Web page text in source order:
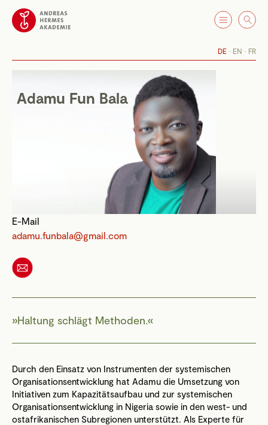
DE EN FR
Adamu Fun Bala
E-Mail
adamu.funbala@gmail.com
Haltung schlägt Methoden.
Durch den Einsatz von Instrumenten der systemischen
Organisationsentwicklung hat Adamu die Umsetzung von
Initiativen zum Kapazitätsaufbau und zur systemischen
Organisationsentwicklung in Nigeria sowie in den west- und
ostafrikanischen Subregionen unterstützt. Als Experte für